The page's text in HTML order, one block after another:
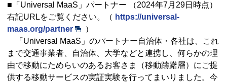
■「Universal MaaS」パートナー （2024年7月29日時点）
右記URLをご覧ください。（ https://universal-
maas.org/partner
）
「Universal MaaS」のパートナー自治体・各社は、これ
まで交通事業者、自治体、大学などと連携し、何らかの理
由で移動にためらいのあるお客さま（移動躊躇層）にご提
供する移動サービスの実証実験を行ってまいりました。今